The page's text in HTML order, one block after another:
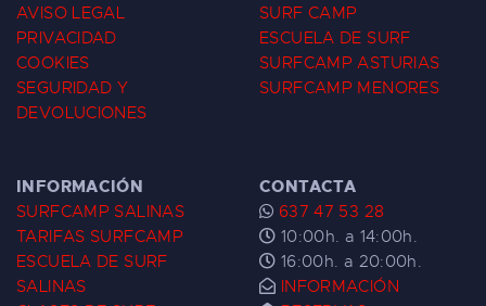
AVISO LEGAL
PRIVACIDAD
COOKIES
SEGURIDAD Y
DEVOLUCIONES
SURF CAMP
ESCUELA DE SURF
SURFCAMP ASTURIAS
SURFCAMP MENORES
INFORMACIÓN
SURFCAMP SALINAS
TARIFAS SURFCAMP
ESCUELA DE SURF
SALINAS
CONTACTA
637 47 53 28
10:00h. a 14:00h.
16:00h. a 20:00h.
INFORMACIÓN